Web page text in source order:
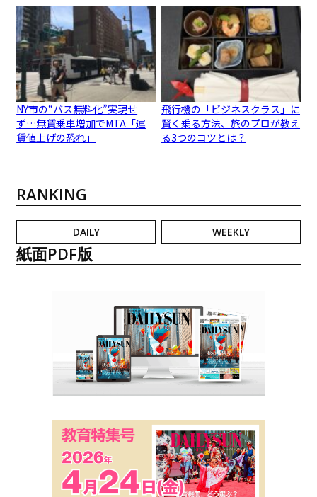
NY市の“バス無料化”実現せ
ず…無賃乗車増加でMTA「運
賃値上げの恐れ」
飛行機の「ビジネスクラス」に
賢く乗る方法、旅のプロが教え
る3つのコツとは？
RANKING
DAILY WEEKLY
紙面PDF版